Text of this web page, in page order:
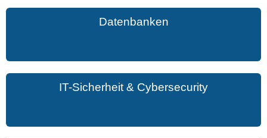
Datenbanken
IT-Sicherheit & Cybersecurity